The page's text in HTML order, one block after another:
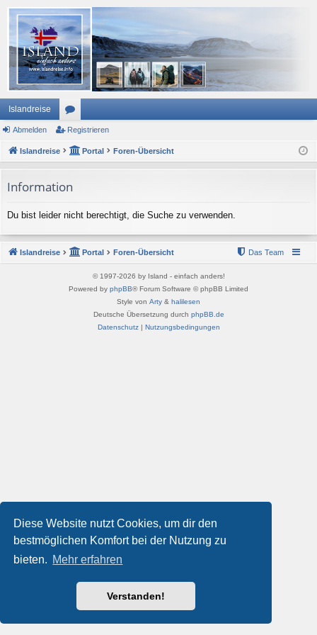
Diese Website nutzt Cookies, um dir den
bestmöglichen Komfort bei der Nutzung zu
bieten. Mehr erfahren
Verstanden!
Islandreise
or
en
Abmelden Registrieren
Islandreise Portal Foren-Übersicht
Information
Du bist leider nicht berechtigt, die Suche zu verwenden.
Islandreise Portal Foren-Übersicht Das Team
© 1997-2026 by Island - einfach anders!
Powered by phpBB® Forum Software © phpBB Limited
Style von Arty & halilesen
Deutsche Übersetzung durch phpBB.de
Datenschutz| Nutzungsbedingungen